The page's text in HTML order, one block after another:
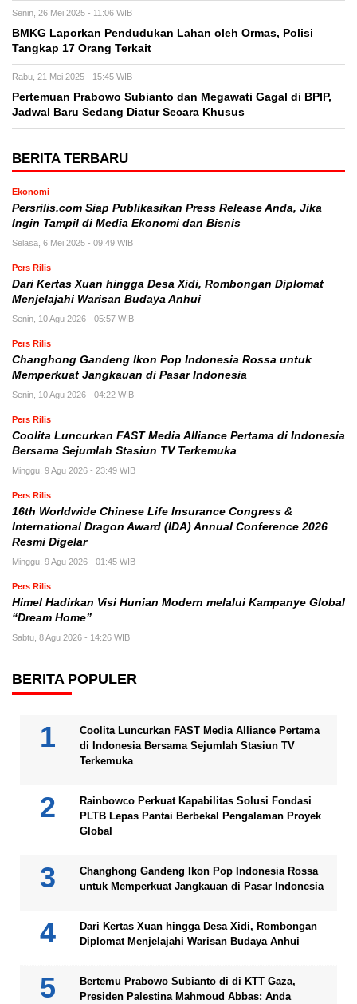
Senin, 26 Mei 2025 - 11:06 WIB
BMKG Laporkan Pendudukan Lahan oleh Ormas, Polisi
Tangkap 17 Orang Terkait
Rabu, 21 Mei 2025 - 15:45 WIB
Pertemuan Prabowo Subianto dan Megawati Gagal di BPIP,
Jadwal Baru Sedang Diatur Secara Khusus
BERITA TERBARU
Ekonomi
Persrilis.com Siap Publikasikan Press Release Anda, Jika
Ingin Tampil di Media Ekonomi dan Bisnis
Selasa, 6 Mei 2025 - 09:49 WIB
Pers Rilis
Dari Kertas Xuan hingga Desa Xidi, Rombongan Diplomat
Menjelajahi Warisan Budaya Anhui
Senin, 10 Agu 2026 - 05:57 WIB
Pers Rilis
Changhong Gandeng Ikon Pop Indonesia Rossa untuk
Memperkuat Jangkauan di Pasar Indonesia
Senin, 10 Agu 2026 - 04:22 WIB
Pers Rilis
Coolita Luncurkan FAST Media Alliance Pertama di Indonesia
Bersama Sejumlah Stasiun TV Terkemuka
Minggu, 9 Agu 2026 - 23:49 WIB
Pers Rilis
16th Worldwide Chinese Life Insurance Congress &
International Dragon Award (IDA) Annual Conference 2026
Resmi Digelar
Minggu, 9 Agu 2026 - 01:45 WIB
Pers Rilis
Himel Hadirkan Visi Hunian Modern melalui Kampanye Global
“Dream Home”
Sabtu, 8 Agu 2026 - 14:26 WIB
BERITA POPULER
Coolita Luncurkan FAST Media Alliance Pertama
di Indonesia Bersama Sejumlah Stasiun TV
Terkemuka
Rainbowco Perkuat Kapabilitas Solusi Fondasi
PLTB Lepas Pantai Berbekal Pengalaman Proyek
Global
Changhong Gandeng Ikon Pop Indonesia Rossa
untuk Memperkuat Jangkauan di Pasar Indonesia
Dari Kertas Xuan hingga Desa Xidi, Rombongan
Diplomat Menjelajahi Warisan Budaya Anhui
Bertemu Prabowo Subianto di di KTT Gaza,
Presiden Palestina Mahmoud Abbas: Anda